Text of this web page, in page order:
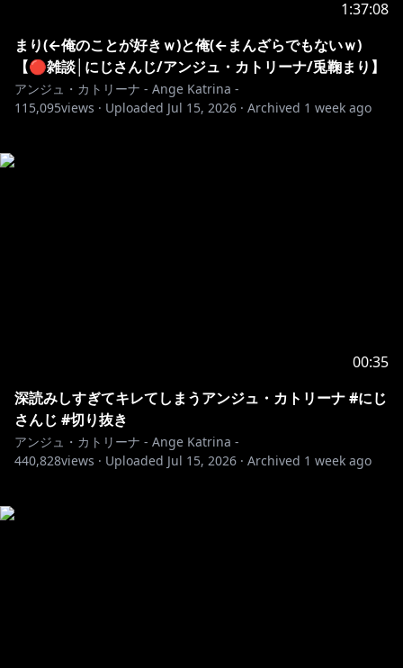
1:37:08
まり(←俺のことが好きｗ)と俺(←まんざらでもないｗ)
【🔴雑談│にじさんじ/アンジュ・カトリーナ/兎鞠まり】
アンジュ・カトリーナ - Ange Katrina -
115,095views · Uploaded Jul 15, 2026 · Archived 1 week ago
00:35
深読みしすぎてキレてしまうアンジュ・カトリーナ #にじ
さんじ #切り抜き
アンジュ・カトリーナ - Ange Katrina -
440,828views · Uploaded Jul 15, 2026 · Archived 1 week ago